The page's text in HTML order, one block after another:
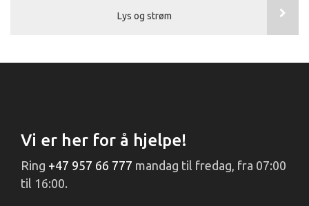
Lys og strøm
Vi er her for å hjelpe!
Ring +47 957 66 777 mandag til fredag, fra 07:00
til 16:00.